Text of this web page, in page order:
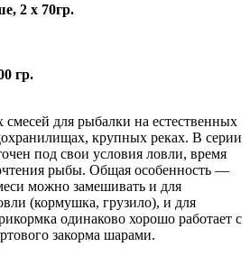
2 х 70гр.
гр.
для рыбалки на естественных
крупных реках. В серии
под свои условия ловли, время
рыбы. Общая особенность —
можно замешивать и для
(кормушка, грузило), и для
одинаково хорошо работает с
закорма шарами.